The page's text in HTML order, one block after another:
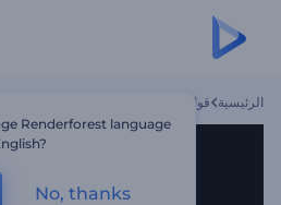
الرئيسية قوالب
Renderforest language
No, thanks